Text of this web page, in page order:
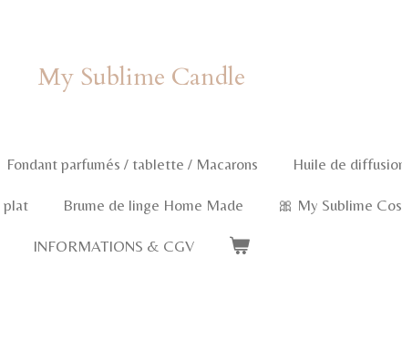
My Sublime Candle
Fondant parfumés / tablette / Macarons Huile de
plat Brume de linge Home Made 🎀 My Sublime
INFORMATIONS & CGV